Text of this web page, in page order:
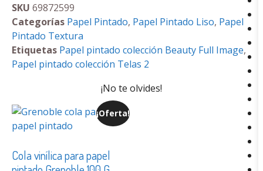
SKU 69872599
Categorías Papel Pintado, Papel Pintado Liso, Papel
Pintado Textura
Etiquetas Papel pintado colección Beauty Full Image,
Papel pintado colección Telas 2
¡No te olvides!
¡Oferta!
Cola vinílica para papel